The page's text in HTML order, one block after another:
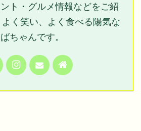
ト・グルメ情報などをご紹
く笑い、よく食べる陽気な
ちゃんです。